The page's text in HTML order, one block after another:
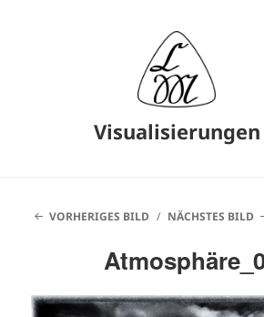
Visualisierungen
VORHERIGES BILD NÄCHSTES BILD